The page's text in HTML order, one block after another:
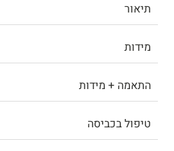
תיאור
מידות
התאמה + מידות
טיפול בכביסה